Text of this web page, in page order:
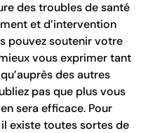
des troubles de santé
et d’intervention
pouvez soutenir votre
vous exprimer tant
des autres
pas que plus vous
sera efficace. Pour
existe toutes sortes de